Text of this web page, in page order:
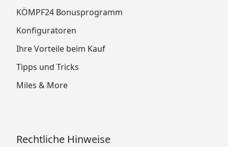
KÖMPF24 Bonusprogramm
Konfiguratoren
Ihre Vorteile beim Kauf
Tipps und Tricks
Miles & More
Rechtliche Hinweise